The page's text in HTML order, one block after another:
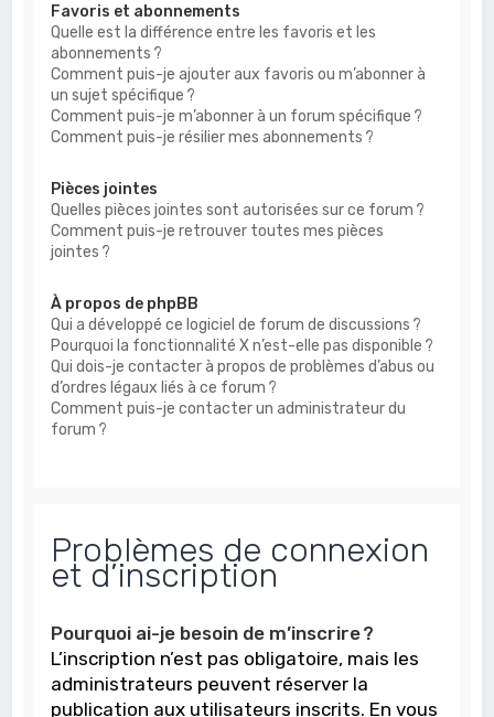
Favoris et abonnements
Quelle est la différence entre les favoris et les
abonnements ?
Comment puis-je ajouter aux favoris ou m’abonner à
un sujet spécifique ?
Comment puis-je m’abonner à un forum spécifique ?
Comment puis-je résilier mes abonnements ?
Pièces jointes
Quelles pièces jointes sont autorisées sur ce forum ?
Comment puis-je retrouver toutes mes pièces
jointes ?
À propos de phpBB
Qui a développé ce logiciel de forum de discussions ?
Pourquoi la fonctionnalité X n’est-elle pas disponible ?
Qui dois-je contacter à propos de problèmes d’abus ou
d’ordres légaux liés à ce forum ?
Comment puis-je contacter un administrateur du
forum ?
Problèmes de connexion
et d’inscription
Pourquoi ai-je besoin de m’inscrire ?
L’inscription n’est pas obligatoire, mais les
administrateurs peuvent réserver la
publication aux utilisateurs inscrits. En vous